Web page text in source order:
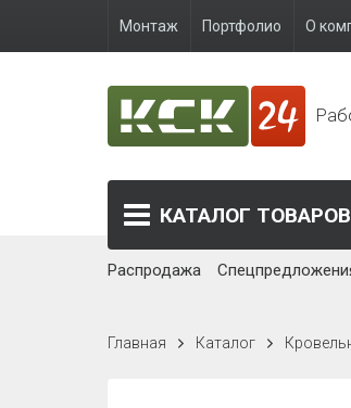
Монтаж Портфолио О
КАТАЛОГ ТОВАРОВ
Распродажа
Главная Каталог